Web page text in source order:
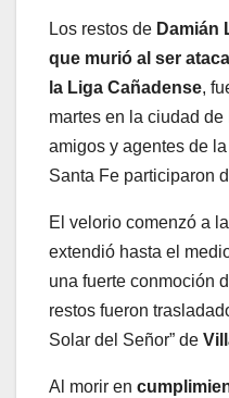
Los restos de Damián
que murió al ser
la Liga Cañadense,
martes en la ciudad
amigos y agentes de
Santa Fe participaron
El velorio comenzó a
extendió hasta el
una fuerte conmoción
restos fueron
Solar del Señor” de
Al morir en